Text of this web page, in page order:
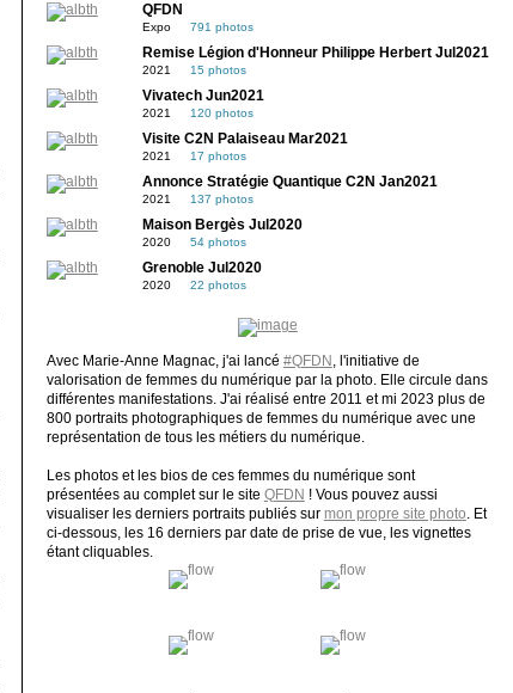
QFDN
Expo 791 photos
Remise Légion d'Honneur Philippe Herbert Jul2021
2021 15 photos
Vivatech Jun2021
2021 120 photos
Visite C2N Palaiseau Mar2021
2021 17 photos
Annonce Stratégie Quantique C2N Jan2021
2021 137 photos
Maison Bergès Jul2020
2020 54 photos
Grenoble Jul2020
2020 22 photos
Avec Marie-Anne Magnac, j'ai lancé #QFDN
, l'initiative de
valorisation de femmes du numérique par la photo. Elle circule dans
différentes manifestations. J'ai réalisé entre 2011 et mi 2023 plus de
800 portraits photographiques de femmes du numérique avec une
représentation de tous les métiers du numérique.
Les photos et les bios de ces femmes du numérique sont
présentées au complet sur le site QFDN ! Vous pouvez aussi
visualiser les derniers portraits publiés sur mon propre site photo . Et
ci-dessous, les 16 derniers par date de prise de vue, les vignettes
étant cliquables.